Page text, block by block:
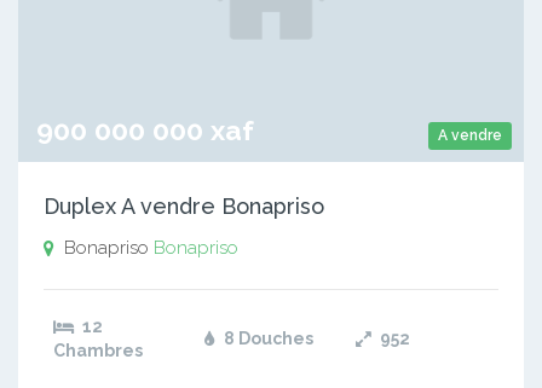
A vendre
900 000 000 xaf
Duplex A vendre Bonapriso
Bonapriso Bonapriso
12
Chambres
8 Douches 952